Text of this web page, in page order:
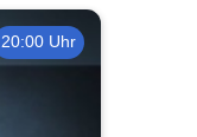
20:00 Uhr